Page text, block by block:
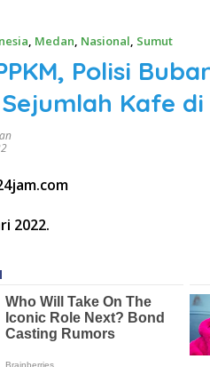
, Medan, Nasional, Sumut
Polisi
Kafe
2022.